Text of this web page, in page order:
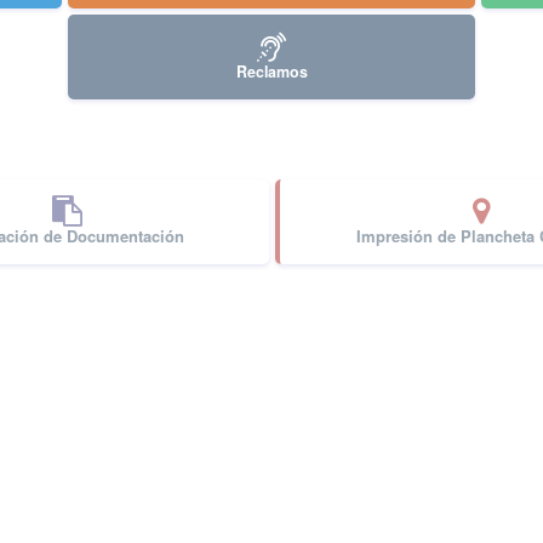
Reclamos
de Documentación Impresión de Plancheta